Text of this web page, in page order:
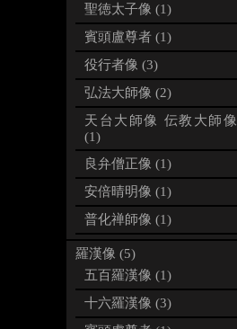
聖徳太子像 (1)
賓頭盧尊者 (1)
役行者像 (3)
弘法大師像 (2)
天台大師像 伝教大師像
(1)
良弁僧正像 (1)
安倍晴明像 (1)
普化禅師像 (1)
羅漢像 (5)
五百羅漢像 (1)
十六羅漢像 (3)